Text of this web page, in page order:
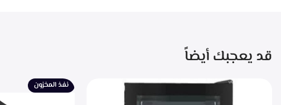
قد يعجبك أيضاً
نفذ المخزون